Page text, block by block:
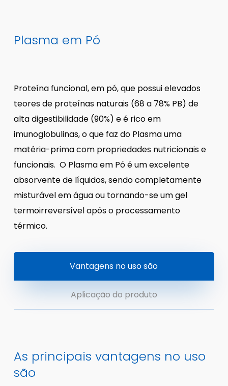
Plasma em Pó
Proteína funcional, em pó, que possui elevados
teores de proteínas naturais (68 a 78% PB) de
alta digestibilidade (90%) e é rico em
imunoglobulinas, o que faz do Plasma uma
matéria-prima com propriedades nutricionais e
funcionais. O Plasma em Pó é um excelente
absorvente de líquidos, sendo completamente
misturável em água ou tornando-se um gel
termoirreversível após o processamento
térmico.
Vantagens no uso são
Aplicação do produto
As principais vantagens no uso
são